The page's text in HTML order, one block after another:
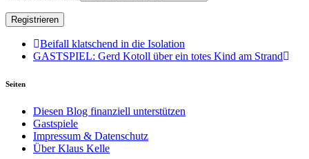
Beifall klatschend in die Isolation
GASTSPIEL: Gerd Kotoll über ein totes Kind am Strand
Seiten
Diesen Blog finanziell unterstützen
Gastspiele
Impressum & Datenschutz
Über Klaus Kelle